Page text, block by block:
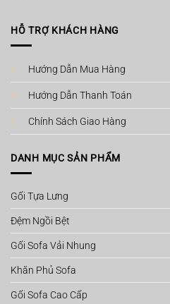
HỖ TRỢ KHÁCH HÀNG
Hướng Dẫn Mua Hàng
Hướng Dẫn Thanh Toán
Chính Sách Giao Hàng
DANH MỤC SẢN PHẨM
Gối Tựa Lưng
Đệm Ngồi Bệt
Gối Sofa Vải Nhung
Khăn Phủ Sofa
Gối Sofa Cao Cấp